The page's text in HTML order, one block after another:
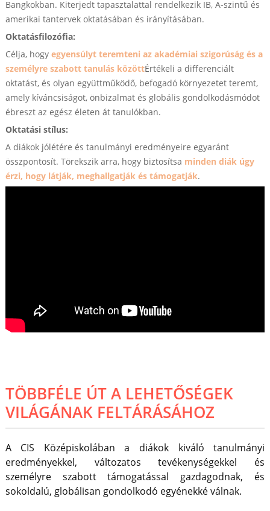
Bangkokban. Kiterjedt tapasztalattal rendelkezik IB, A-szintű és
amerikai tantervek oktatásában és irányításában.
Oktatásfilozófia:
Célja, hogy egyensúlyt teremteni az akadémiai szigorúság és a
személyre szabott tanulás közöttÉrtékeli a differenciált
oktatást, és olyan együttműködő, befogadó környezetet teremt,
amely kíváncsiságot, önbizalmat és globális gondolkodásmódot
ébreszt az egész életen át tanulókban.
Oktatási stílus:
A diákok jólétére és tanulmányi eredményeire egyaránt
összpontosít. Törekszik arra, hogy biztosítsa minden diák úgy
érzi, hogy látják, meghallgatják és támogatják.
TÖBBFÉLE ÚT A LEHETŐSÉGEK
VILÁGÁNAK FELTÁRÁSÁHOZ
A CIS Középiskolában a diákok kiváló tanulmányi
eredményekkel, változatos tevékenységekkel és
személyre szabott támogatással gazdagodnak, és
sokoldalú, globálisan gondolkodó egyénekké válnak.